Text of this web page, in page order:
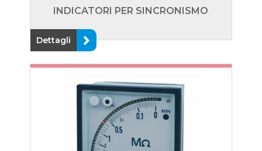
INDICATORI PER SINCRONISMO
Dettagli